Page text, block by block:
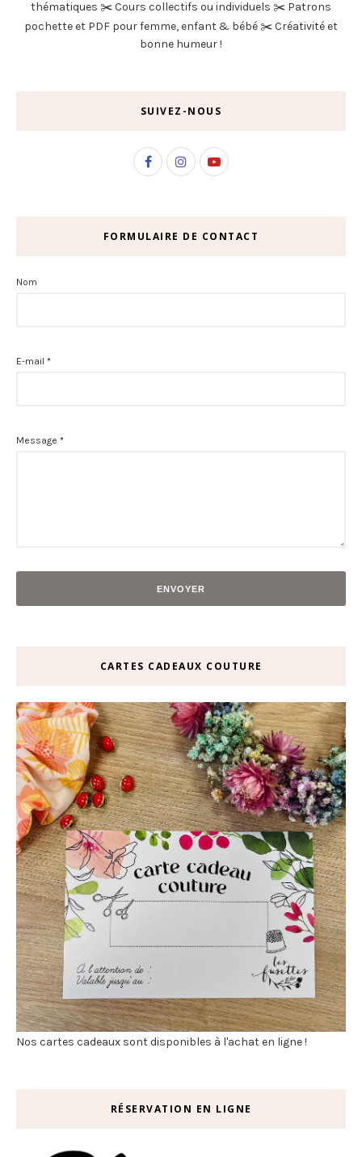
thématiques ✂️ Cours collectifs ou individuels ✂️ Patrons
pochette et PDF pour femme, enfant & bébé ✂️ Créativité et
bonne humeur !
SUIVEZ-NOUS
FORMULAIRE DE CONTACT
Nom
E-mail *
Message *
CARTES CADEAUX COUTURE
Nos cartes cadeaux sont disponibles à l'achat en ligne !
RÉSERVATION EN LIGNE